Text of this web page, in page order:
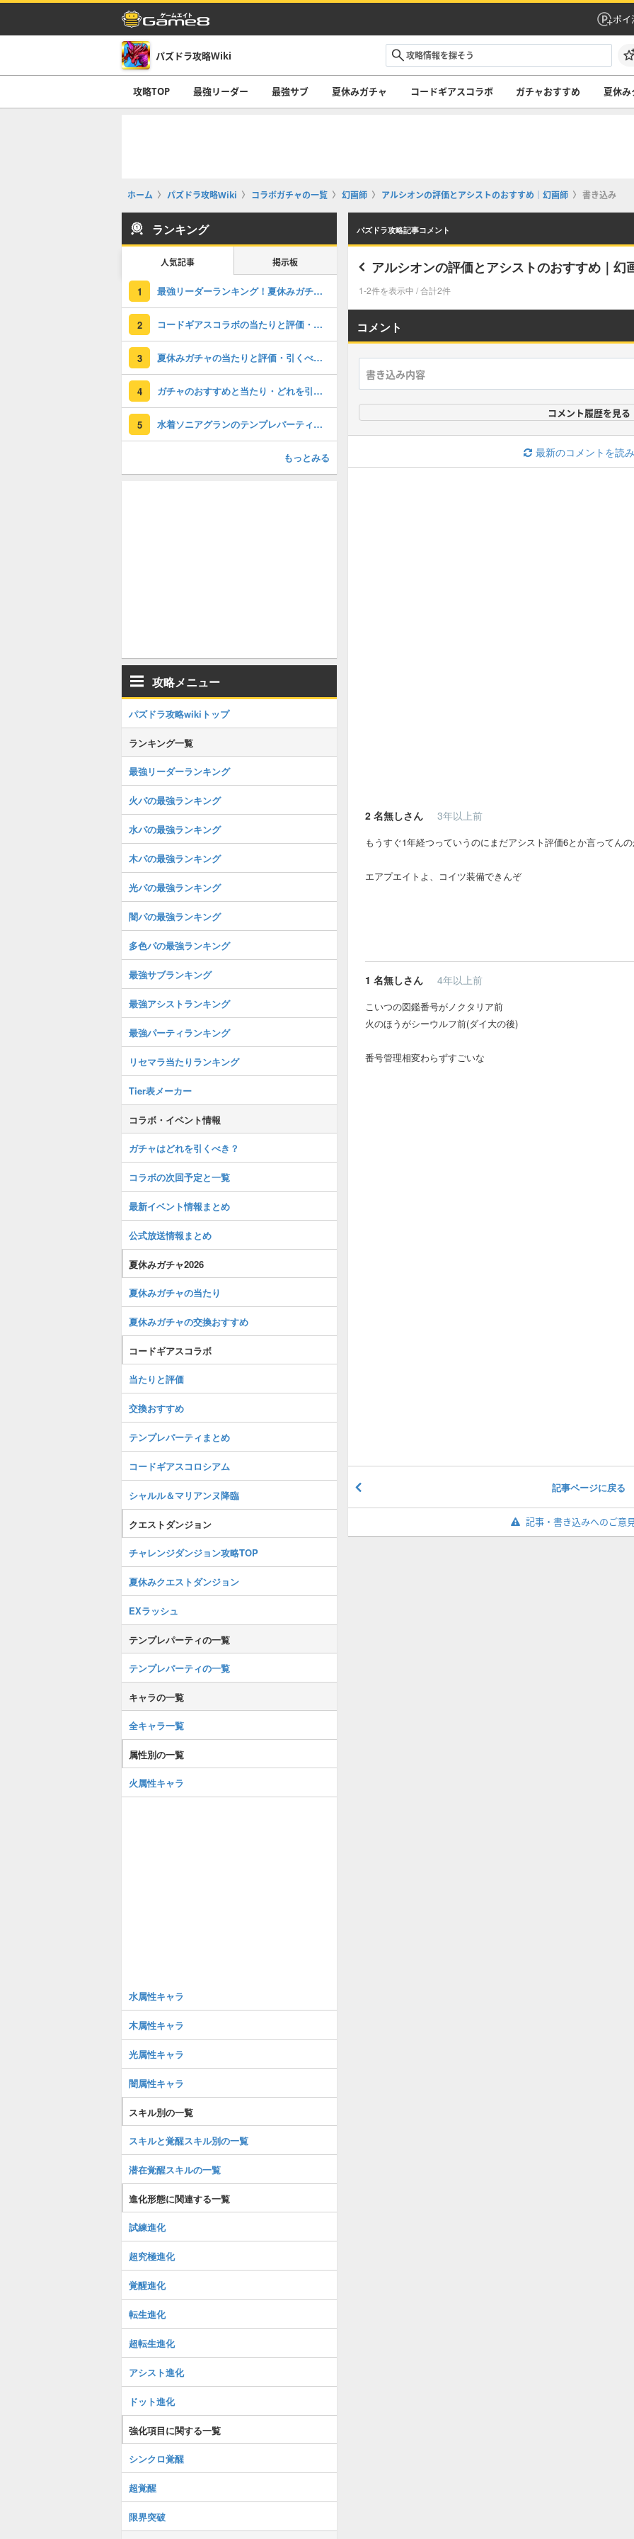
ポイ
パズドラ攻略Wiki
攻略TOP 最強リーダー 最強サブ 夏休みガチャ コードギアスコラボ ガチャおすすめ 夏休み
ホーム パズドラ攻略Wiki コラボガチャの一覧 幻画師 アルシオンの評価とアシストのおすすめ｜幻画師 書き込み
パズドラ攻略記事コメント
アルシオンの評価とアシストのおすすめ｜幻
1-2件を表示中 / 合計2件
コメント
コメント履歴を見る
最新のコメントを読
2 名無しさん 3年以上前
もうすぐ1年経つっていうのにまだアシスト評価6とか言ってん
エアプエイトよ、コイツ装備できんぞ
1 名無しさん 4年以上前
こいつの図鑑番号がノクタリア前
火のほうがシーウルフ前(ダイ大の後)
番号管理相変わらずすごいな
記事ページに戻る
記事・書き込みへのご意
ランキング
人気記事 掲示板
1 最強リーダーランキング！夏休みガチャの評価掲載
2 コードギアスコラボの当たりと評価・引くべき？
3 夏休みガチャの当たりと評価・引くべき？
4 ガチャのおすすめと当たり・どれを引くべき？
5 水着ソニアグランのテンプレパーティ（水着ソニアグランパ）
もっとみる
攻略メニュー
パズドラ攻略wikiトップ
ランキング一覧
最強リーダーランキング
火パの最強ランキング
水パの最強ランキング
木パの最強ランキング
光パの最強ランキング
闇パの最強ランキング
多色パの最強ランキング
最強サブランキング
最強アシストランキング
最強パーティランキング
リセマラ当たりランキング
Tier表メーカー
コラボ・イベント情報
ガチャはどれを引くべき？
コラボの次回予定と一覧
最新イベント情報まとめ
公式放送情報まとめ
夏休みガチャ2026
夏休みガチャの当たり
夏休みガチャの交換おすすめ
コードギアスコラボ
当たりと評価
交換おすすめ
テンプレパーティまとめ
コードギアスコロシアム
シャルル＆マリアンヌ降臨
クエストダンジョン
チャレンジダンジョン攻略TOP
夏休みクエストダンジョン
EXラッシュ
テンプレパーティの一覧
テンプレパーティの一覧
キャラの一覧
全キャラ一覧
属性別の一覧
火属性キャラ
水属性キャラ
木属性キャラ
光属性キャラ
闇属性キャラ
スキル別の一覧
スキルと覚醒スキル別の一覧
潜在覚醒スキルの一覧
進化形態に関連する一覧
試練進化
超究極進化
覚醒進化
転生進化
超転生進化
アシスト進化
ドット進化
強化項目に関する一覧
シンクロ覚醒
超覚醒
限界突破